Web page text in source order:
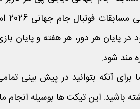
در پایان هر دور، هر هفته و پایان
مند شود.
برای آنکه بتوانید در پیش بینی
باشید. این تیکت ها بوسیله